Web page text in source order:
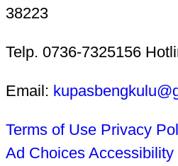
38223
Telp. 0736-7325156
Email:
Terms of Use Privacy
Ad Choices Accessibility